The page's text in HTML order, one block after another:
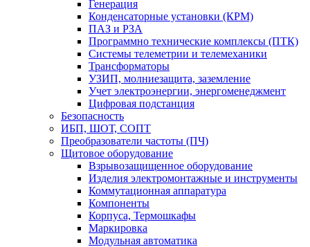
Генерация
Конденсаторные установки (КРМ)
ПАЗ и РЗА
Программно технические комплексы (ПТК)
Системы телеметрии и телемеханики
Трансформаторы
УЗИП, молниезащита, заземление
Учет электроэнергии, энергоменеджмент
Цифровая подстанция
Безопасность
ИБП, ШОТ, СОПТ
Преобразователи частоты (ПЧ)
Щитовое оборудование
Взрывозащищенное оборудование
Изделия электромонтажные и инструменты
Коммутационная аппаратура
Компоненты
Корпуса, Термошкафы
Маркировка
Модульная автоматика